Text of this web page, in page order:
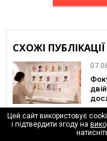
СХОЖІ ПУБЛІКАЦІЇ
Цей сайт використовує
і підтвердити згоду на